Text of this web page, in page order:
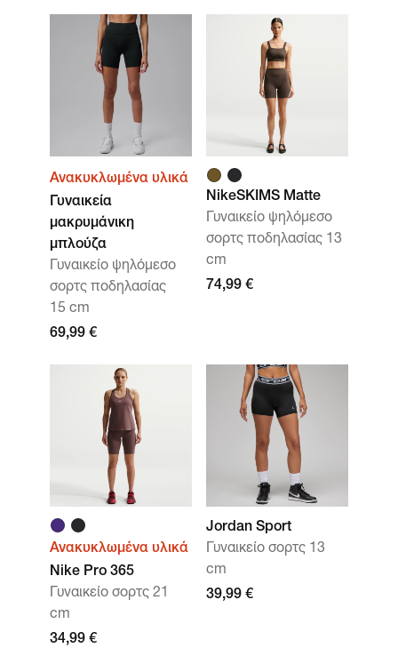
Ανακυκλωμένα υλικά
Γυναικεία
μακρυμάνικη
μπλούζα
Γυναικείο ψηλόμεσο
σορτς ποδηλασίας
15 cm
69,99 €
NikeSKIMS Matte
Γυναικείο ψηλόμεσο
σορτς ποδηλασίας 13
cm
74,99 €
Ανακυκλωμένα υλικά
Nike Pro 365
Γυναικείο σορτς 21
cm
34,99 €
Jordan Sport
Γυναικείο σορτς 13
cm
39,99 €